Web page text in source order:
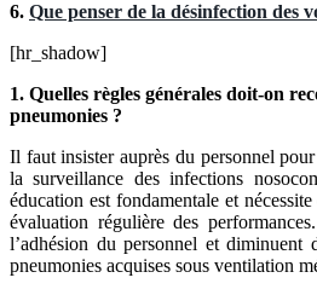
6. Que penser de la désinfection des
[hr_shadow]
1. Quelles règles générales doit-on
pneumonies ?
Il faut insister auprès du personnel
la surveillance des infections
éducation est fondamentale et
évaluation régulière des
l’adhésion du personnel et
pneumonies acquises sous ventilation